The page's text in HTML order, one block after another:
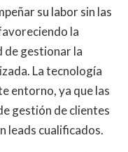
su labor sin las
la
de gestionar la
La tecnología
entorno, ya que las
gestión de clientes
leads cualificados.